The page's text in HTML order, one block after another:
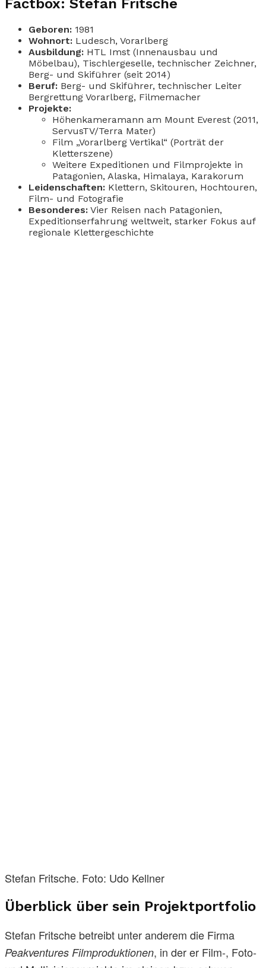
Factbox: Stefan Fritsche
Geboren: 1981
Wohnort: Ludesch, Vorarlberg
Ausbildung: HTL Imst (Innenausbau und
Möbelbau), Tischlergeselle, technischer Zeichner,
Berg- und Skiführer (seit 2014)
Beruf: Berg- und Skiführer, technischer Leiter
Bergrettung Vorarlberg, Filmemacher
Projekte:
Höhenkameramann am Mount Everest (2011,
ServusTV/Terra Mater)
Film „Vorarlberg Vertikal“ (Porträt der
Kletterszene)
Weitere Expeditionen und Filmprojekte in
Patagonien, Alaska, Himalaya, Karakorum
Leidenschaften: Klettern, Skitouren, Hochtouren,
Film- und Fotografie
Besonderes: Vier Reisen nach Patagonien,
Expeditionserfahrung weltweit, starker Fokus auf
regionale Klettergeschichte
Stefan Fritsche. Foto: Udo Kellner
Überblick über sein Projektportfolio
Stefan Fritsche betreibt unter anderem die Firma
Peakventures Filmproduktionen, in der er Film-, Foto-